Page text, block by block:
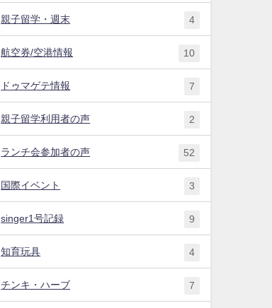
親子留学・週末 4
航空券/空港情報 10
ドゥマゲテ情報 7
親子留学利用者の声 2
ランチ会参加者の声 52
国際イベント 3
singer1号記録 9
知育玩具 4
チンキ・ハーブ 7